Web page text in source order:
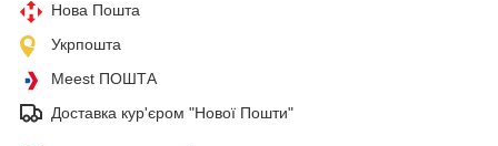
Нова Пошта
Укрпошта
Meest ПОШТА
Доставка кур'єром "Нової Пошти"